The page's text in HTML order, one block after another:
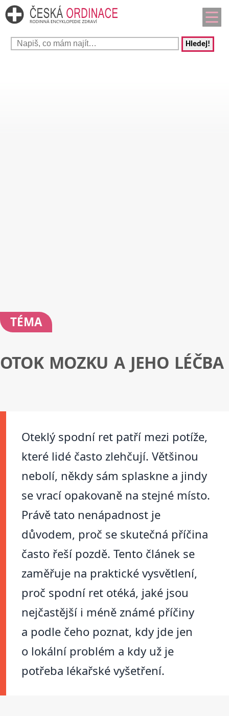
Hledej!
TÉMA
OTOK MOZKU A JEHO LÉČBA
Oteklý spodní ret patří mezi potíže,
které lidé často zlehčují. Většinou
nebolí, někdy sám splaskne a jindy
se vrací opakovaně na stejné místo.
Právě tato nenápadnost je
důvodem, proč se skutečná příčina
často řeší pozdě. Tento článek se
zaměřuje na praktické vysvětlení,
proč spodní ret otéká, jaké jsou
nejčastější i méně známé příčiny
a podle čeho poznat, kdy jde jen
o lokální problém a kdy už je
potřeba lékařské vyšetření.